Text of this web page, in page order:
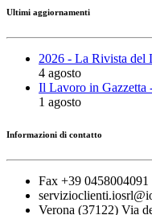
Ultimi aggiornamenti
2026 - La Rivista del
4 agosto
Il Lavoro in Gazzetta
1 agosto
Informazioni di contatto
Fax +39 0458004091
Verona (37122) Via